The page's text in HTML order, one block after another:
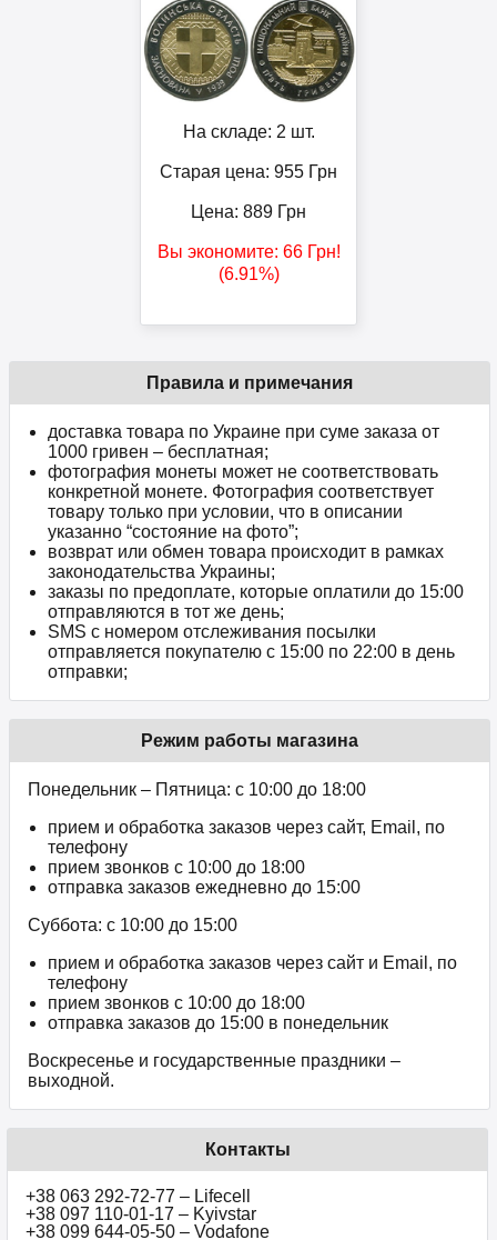
На складе: 2 шт.
Старая цена: 955 Грн
Цена: 889 Грн
Вы экономите: 66Грн!
(6.91%)
Правила и примечания
доставка товара по Украине при суме заказа от
1000 гривен – бесплатная;
фотография монеты может не соответствовать
конкретной монете. Фотография соответствует
товару только при условии, что в описании
указанно “состояние на фото”;
возврат или обмен товара происходит в рамках
законодательства Украины;
заказы по предоплате, которые оплатили до 15:00
отправляются в тот же день;
SMS с номером отслеживания посылки
отправляется покупателю с 15:00 по 22:00 в день
отправки;
Режим работы магазина
Понедельник – Пятница: с 10:00 до 18:00
прием и обработка заказов через сайт, Email, по
телефону
прием звонков c 10:00 до 18:00
отправка заказов ежедневно до 15:00
Суббота: с 10:00 до 15:00
прием и обработка заказов через сайт и Email, по
телефону
прием звонков c 10:00 до 18:00
отправка заказов до 15:00 в понедельник
Воскресенье и государственные праздники –
выходной.
Контакты
+38 063 292-72-77 – Lifecell
+38 097 110-01-17 – Kyivstar
+38 099 644-05-50 – Vodafone